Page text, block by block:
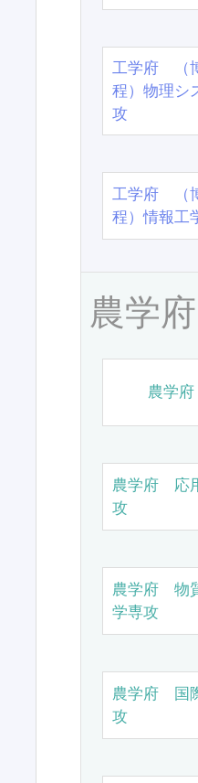
工学府 （
程）物理シ
攻
工学府 （
程）情報工
農学府
農学
農学府 応
攻
農学府 物
学専攻
農学府 国
攻